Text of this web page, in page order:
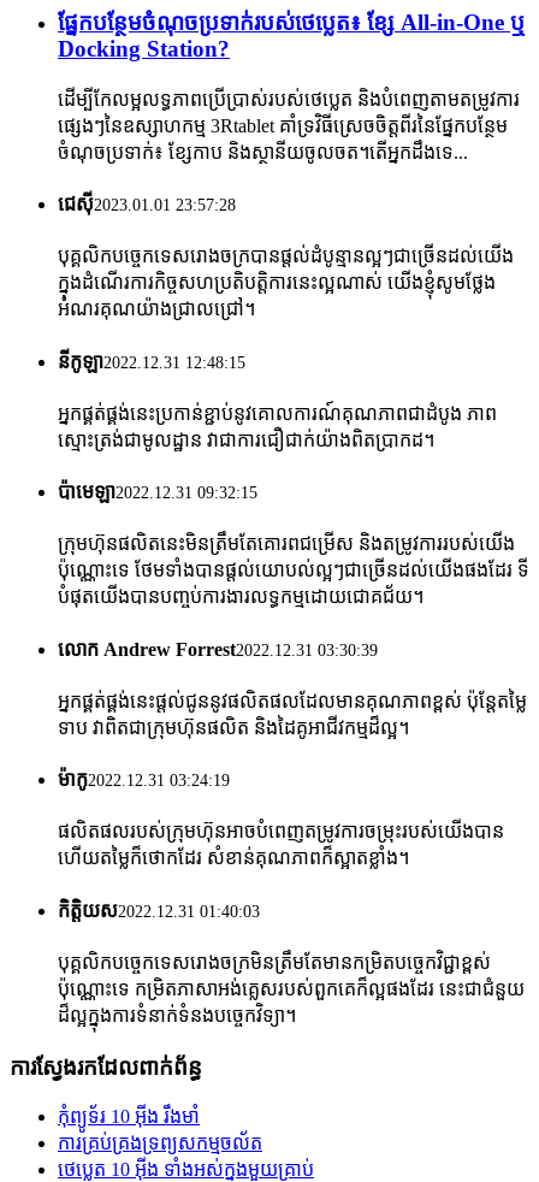
ផ្នែកបន្ថែមចំណុចប្រទាក់របស់ថេប្លេត៖ ខ្សែ All-in-One ឬ
Docking Station?
ដើម្បីកែលម្អលទ្ធភាពប្រើប្រាស់របស់ថេប្លេត និងបំពេញតាមតម្រូវការ
ផ្សេងៗនៃឧស្សាហកម្ម 3Rtablet គាំទ្រវិធីស្រេចចិត្តពីរនៃផ្នែកបន្ថែម
ចំណុចប្រទាក់៖ ខ្សែកាប និងស្ថានីយចូលចត។តើអ្នកដឹងទេ...
ជេស៊ី2023.01.01 23:57:28
បុគ្គលិកបច្ចេកទេសរោងចក្របានផ្តល់ដំបូន្មានល្អៗជាច្រើនដល់យើង
ក្នុងដំណើរការកិច្ចសហប្រតិបត្តិការនេះល្អណាស់ យើងខ្ញុំសូមថ្លែង
អំណរគុណយ៉ាងជ្រាលជ្រៅ។
នីកូឡា2022.12.31 12:48:15
អ្នកផ្គត់ផ្គង់នេះប្រកាន់ខ្ជាប់នូវគោលការណ៍គុណភាពជាដំបូង ភាព
ស្មោះត្រង់ជាមូលដ្ឋាន វាជាការជឿជាក់យ៉ាងពិតប្រាកដ។
ប៉ាមេឡា2022.12.31 09:32:15
ក្រុមហ៊ុនផលិតនេះមិនត្រឹមតែគោរពជម្រើស និងតម្រូវការរបស់យើង
ប៉ុណ្ណោះទេ ថែមទាំងបានផ្តល់យោបល់ល្អៗជាច្រើនដល់យើងផងដែរ ទី
បំផុតយើងបានបញ្ចប់ការងារលទ្ធកម្មដោយជោគជ័យ។
លោក Andrew Forrest2022.12.31 03:30:39
អ្នកផ្គត់ផ្គង់នេះផ្តល់ជូននូវផលិតផលដែលមានគុណភាពខ្ពស់ ប៉ុន្តែតម្លៃ
ទាប វាពិតជាក្រុមហ៊ុនផលិត និងដៃគូអាជីវកម្មដ៏ល្អ។
ម៉ាកូ2022.12.31 03:24:19
ផលិតផលរបស់ក្រុមហ៊ុនអាចបំពេញតម្រូវការចម្រុះរបស់យើងបាន
ហើយតម្លៃក៏ថោកដែរ សំខាន់គុណភាពក៏ស្អាតខ្លាំង។
កិត្តិយស2022.12.31 01:40:03
បុគ្គលិកបច្ចេកទេសរោងចក្រមិនត្រឹមតែមានកម្រិតបច្ចេកវិជ្ជាខ្ពស់
ប៉ុណ្ណោះទេ កម្រិតភាសាអង់គ្លេសរបស់ពួកគេក៏ល្អផងដែរ នេះជាជំនួយ
ដ៏ល្អក្នុងការទំនាក់ទំនងបច្ចេកវិទ្យា។
ការស្វែងរកដែលពាក់ព័ន្ធ
កុំព្យូទ័រ 10 អ៊ីង រឹងមាំ
ការគ្រប់គ្រងទ្រព្យសកម្មចល័ត
ថេប្លេត 10 អ៊ីង ទាំងអស់ក្នុងមួយគ្រាប់